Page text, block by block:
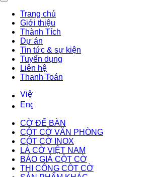
Trang chủ
Giới thiệu
Thành Tích
Dự án
Tin tức & sự kiện
Tuyển dụng
Liên hệ
Thanh Toán
CỜ ĐỂ BÀN
CỘT CỜ VĂN PHÒNG
CỘT CỜ INOX
LÁ CỜ VIỆT NAM
BÁO GIÁ CỘT CỜ
THI CÔNG CỘT CỜ